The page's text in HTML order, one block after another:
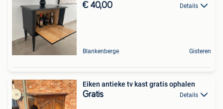
€ 40,00 Details
Blankenberge Gisteren
Eiken antieke tv kast gratis ophalen
Gratis Details